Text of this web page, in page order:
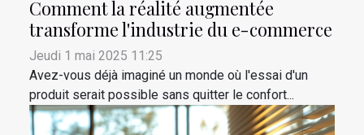
Comment la réalité augmentée
transforme l'industrie du e-commerce
Jeudi 1 mai 2025 11:25
Avez-vous déjà imaginé un monde où l'essai d'un
produit serait possible sans quitter le confort...